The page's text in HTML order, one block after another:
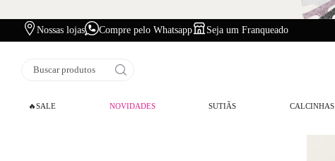
Nossas lojas Compre pelo Whatsapp Seja um Franqueado
Buscar produtos
🔥SALE NOVIDADES SUTIÃS CALCINHAS